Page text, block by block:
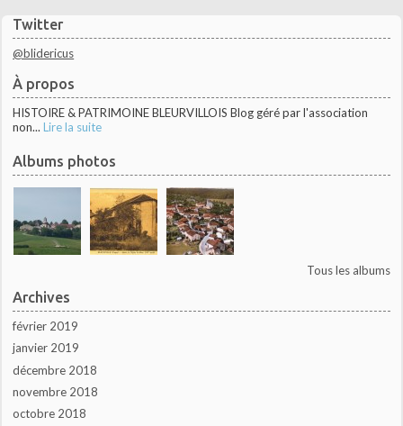
Twitter
@blidericus
À propos
HISTOIRE & PATRIMOINE BLEURVILLOIS Blog géré par l'association
non... Lire la suite
Albums photos
Tous les albums
Archives
février 2019
janvier 2019
décembre 2018
novembre 2018
octobre 2018